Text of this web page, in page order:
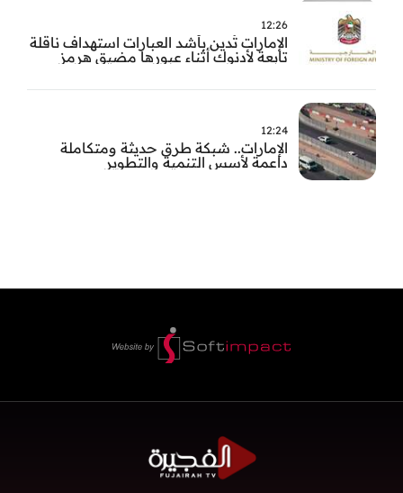
12:26
الإمارات تُدين بأشد العبارات استهداف ناقلة
تابعة لأدنوك أثناء عبورها مضيق هرمز
12:24
الإمارات.. شبكة طرق حديثة ومتكاملة
داعمة لأسس التنمية والتطوير